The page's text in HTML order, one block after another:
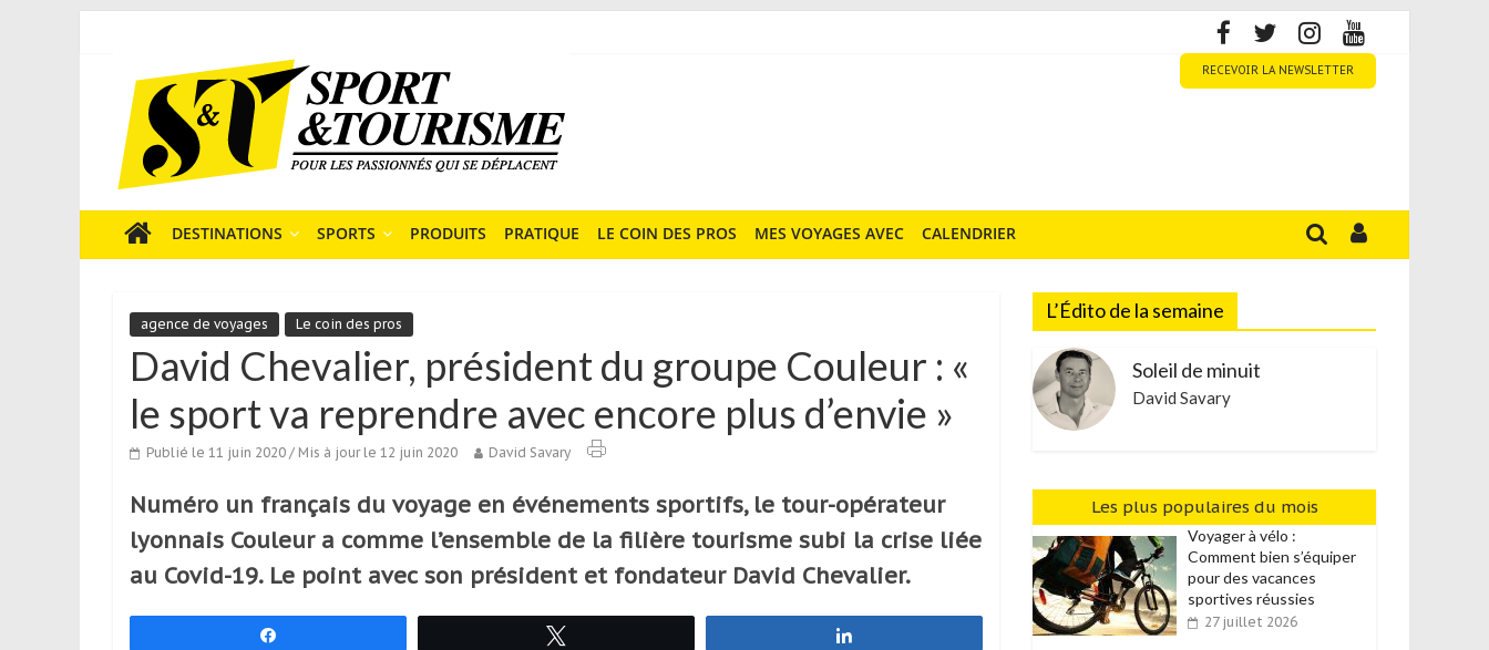
content
Tourisme
est
un
média
sur
sportif
qui
s’adresse
aux
voyageurs
ponctuels
ou
réguliers,
pratiquants,
passionnés
simples
RECEVOIR LA NEWSLETTER
DESTINATIONS SPORTS PRODUITS PRATIQUE LE COIN DES PROS MES VOYAGES AVEC CALENDRIER
agence de voyages Le coin des pros
David Chevalier, président du groupe Couleur : «
le sport va reprendre avec encore plus d’envie »
Publié le 11 juin 2020 / Mis à jour le 12 juin 2020 David Savary
Numéro un français du voyage en événements sportifs, le tour-opérateur
lyonnais Couleur a comme l’ensemble de la filière tourisme subi la crise liée
au Covid-19. Le point avec son président et fondateur David Chevalier.
L’Édito de la semaine
Soleil de minuit
David Savary
Les plus populaires du mois
Voyager à vélo :
Comment bien s’équiper
pour des vacances
sportives réussies
27 juillet 2026